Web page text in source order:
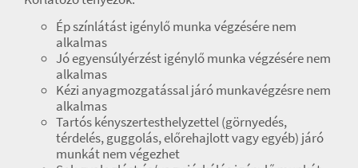
Ép színlátást igénylő munka végzésére nem
alkalmas
Jó egyensúlyérzést igénylő munka végzésére nem
alkalmas
Kézi anyagmozgatással járó munkavégzésre nem
alkalmas
Tartós kényszertesthelyzettel (görnyedés,
térdelés, guggolás, előrehajlott vagy egyéb) járó
munkát nem végezhet